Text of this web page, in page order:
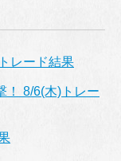
レード結果
！ 8/6(木)トレー